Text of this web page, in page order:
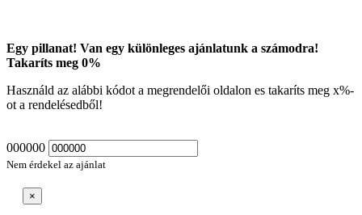
Egy pillanat! Van egy különleges ajánlatunk a számodra!
Takaríts meg 0%
Használd az alábbi kódot a megrendelői oldalon es takaríts meg x%-
ot a rendelésedből!
000000
Nem érdekel az ajánlat
×